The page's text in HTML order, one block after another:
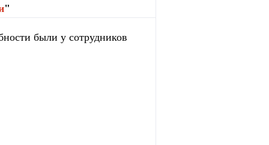
"
были у сотрудников